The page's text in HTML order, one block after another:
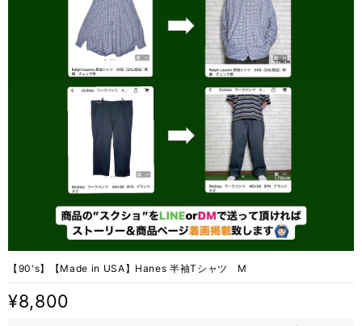
【90's】【Made in USA】Hanes 半袖Tシャツ M
¥8,800